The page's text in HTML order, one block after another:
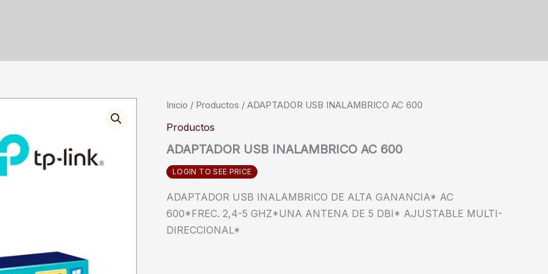
Inicio / Productos / ADAPTADOR USB INALAMBRICO AC 600
Productos
ADAPTADOR USB INALAMBRICO AC 600
LOGIN TO SEE PRICE
ADAPTADOR USB INALAMBRICO DE ALTA GANANCIA* AC
600*FREC. 2,4-5 GHZ*UNA ANTENA DE 5 DBI* AJUSTABLE MULTI-
DIRECCIONAL*